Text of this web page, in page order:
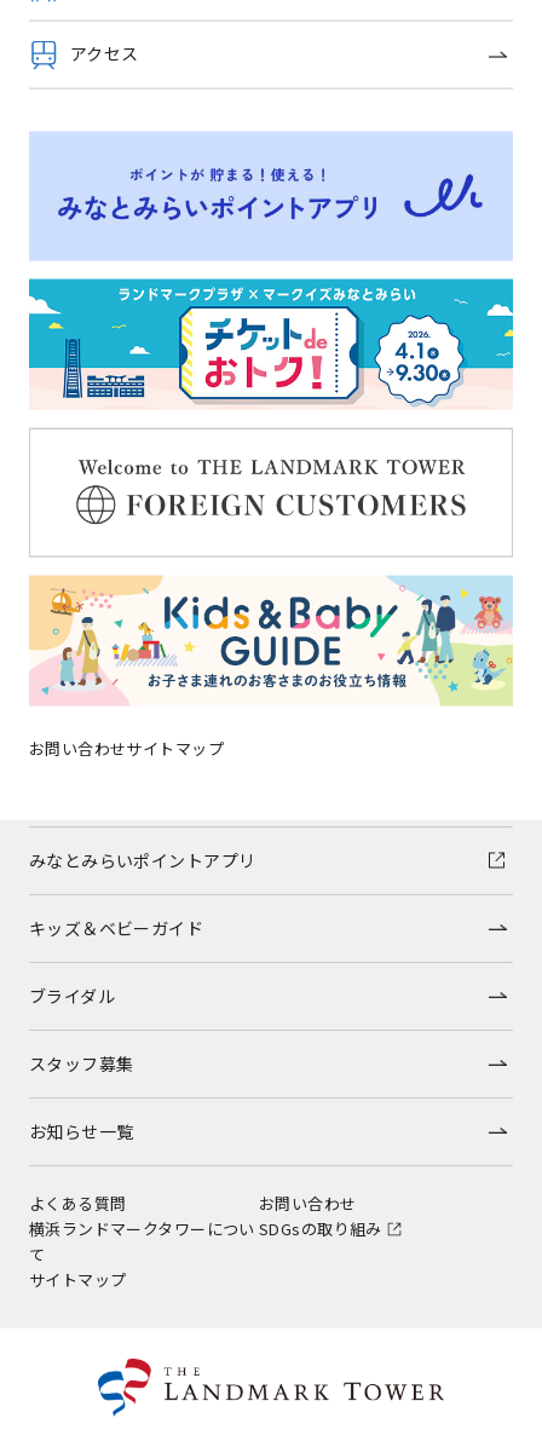
アクセス
お問い合わせサイトマップ
トップページ
イベントニュース
グルメガイド
フロアガイド
ショップトピックス
みなとみらいポイントアプリ
キッズ＆ベビーガイド
ブライダル
スタッフ募集
お知らせ一覧
よくある質問
お問い合わせ
横浜ランドマークタワーについ
て
SDGsの取り組み
サイトマップ